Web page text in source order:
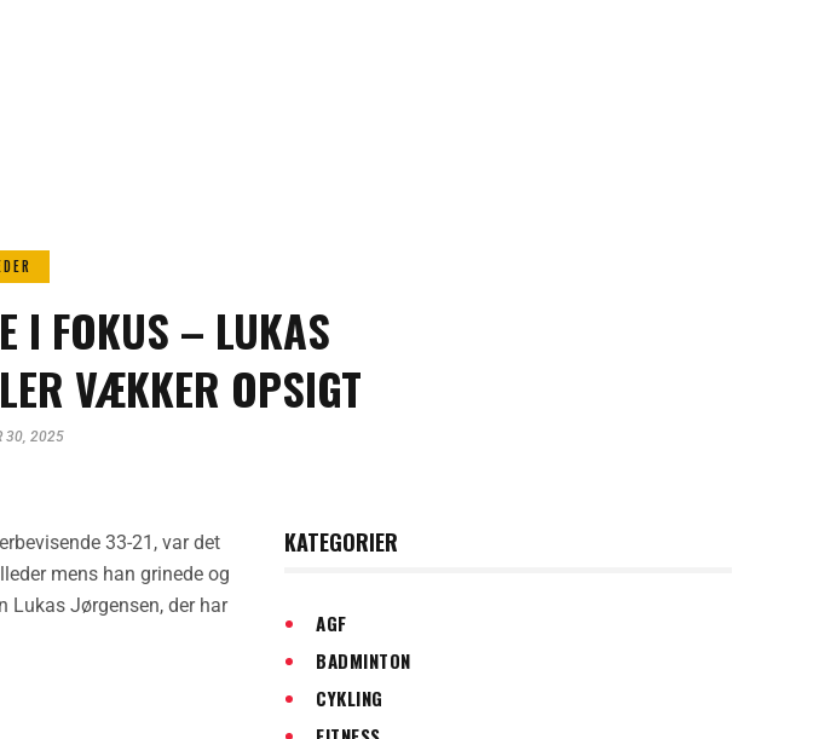
I FOKUS – LUKAS
VÆKKER OPSIGT
30, 2025
33-21, var det
mens han grinede og
Jørgensen, der har
KATEGORIER
AGF
BADMINTON
CYKLING